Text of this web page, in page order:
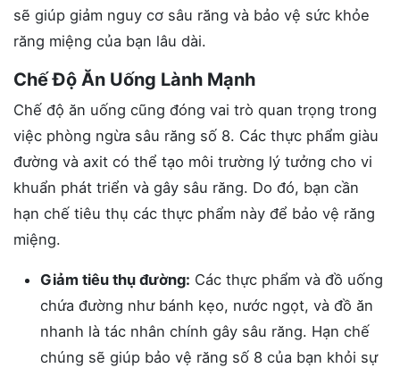
sẽ giúp giảm nguy cơ sâu răng và bảo vệ sức khỏe
răng miệng của bạn lâu dài.
Chế Độ Ăn Uống Lành Mạnh
Chế độ ăn uống cũng đóng vai trò quan trọng trong
việc phòng ngừa sâu răng số 8. Các thực phẩm giàu
đường và axit có thể tạo môi trường lý tưởng cho vi
khuẩn phát triển và gây sâu răng. Do đó, bạn cần
hạn chế tiêu thụ các thực phẩm này để bảo vệ răng
miệng.
Giảm tiêu thụ đường: Các thực phẩm và đồ uống
chứa đường như bánh kẹo, nước ngọt, và đồ ăn
nhanh là tác nhân chính gây sâu răng. Hạn chế
chúng sẽ giúp bảo vệ răng số 8 của bạn khỏi sự